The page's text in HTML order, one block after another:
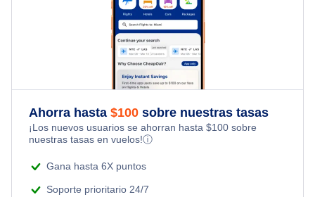
Flights from Nueva York to Estanbul
Flights from Nueva York to Atenas
Flights from Nueva York to Mumbai
Flights from Shanghai to Nueva York
Kid Friendly Vacations
Honeymoon Vacations
Romantic Vacations
Adventure Vacations
Shanghai Alquiler de coches
Shanghai Paquetes de vacaciones
Ahorra hasta $100 sobre nuestras tasas
¡Los nuevos usuarios se ahorran hasta $100 sobre
nuestras tasas en vuelos!ⓘ
Gana hasta 6X puntos
Soporte prioritario 24/7